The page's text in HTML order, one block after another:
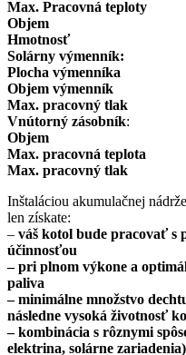
Max. Pracovná teploty
Objem
Hmotnosť157
Solárny výmenník:
Plocha výmenníka
Objem výmenník
Max. pracovný tlak 10
Vnútorný zásobník:
Objem
Max. pracovná teplota
Max. pracovný tlak
6
Inštaláciou akumulačnej
len získate:
– váš kotol bude pracovať s
účinnosťou
– pri plnom výkone a
paliva
– minimálne množstvo
následne vysoká životnosť
– kombinácia s rôznymi
elektrina, solárne zariadenia)